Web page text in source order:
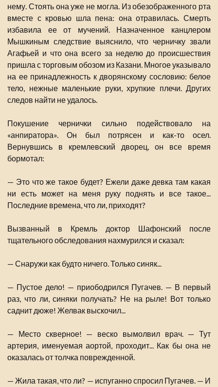
нему. Стоять она уже не могла. Из обезображенного рта
вместе с кровью шла пена: она отравилась. Смерть
избавила ее от мучений. Назначенное канцлером
Мышкиным следствие выяснило, что черничку звали
Агафьей и что она всего за неделю до происшествия
пришла с торговым обозом из Казани. Многое указывало
на ее принадлежность к дворянскому сословию: белое
тело, нежные маленькие руки, хрупкие плечи. Других
следов найти не удалось.
Покушение чернички сильно подействовало на
«анпиратора». Он был потрясен и как-то осел.
Вернувшись в кремлевский дворец, он все время
бормотал:
— Это что же такое будет? Ежели даже девка там какая
ни есть может на меня руку поднять и все такое...
Последние времена, что ли, приходят?
Вызванный в Кремль доктор Шафонский после
тщательного обследования нахмурился и сказал:
— Снаружи как будто ничего. Только синяк...
— Пустое дело! — приободрился Пугачев. — В первый
раз, что ли, синяки получать? Не на рыле! Вот только
саднит дюже! Желвак выскочил...
— Место скверное! — веско вымолвил врач. — Тут
артерия, именуемая аортой, проходит... Как бы она не
оказалась от толчка поврежденной.
— Жила такая, что ли? — испуганно спросил Пугачев. — И